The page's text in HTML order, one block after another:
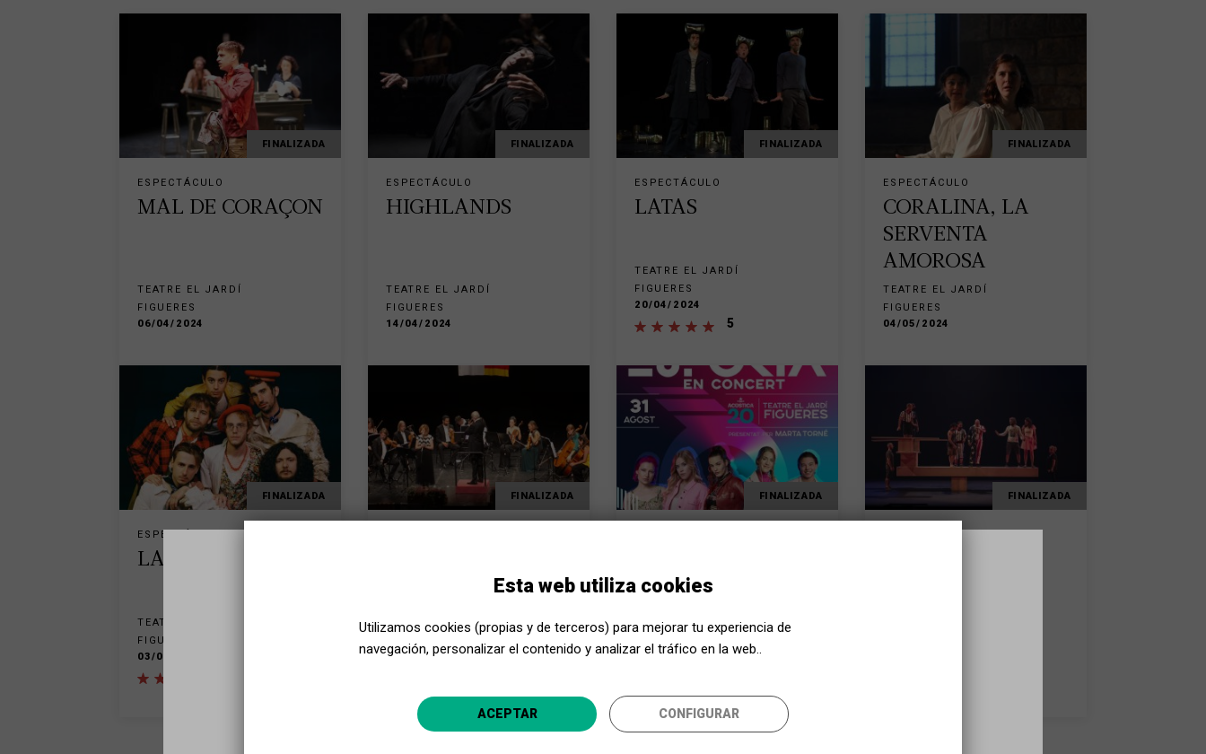
Acerca Cultura, ¡aún más cerca!
FINALIZADA
ESPECTÁCULO
MAL DE CORAÇON
TEATRE EL JARDÍ
FIGUERES
06/04/2024
FINALIZADA
ESPECTÁCULO
HIGHLANDS
TEATRE EL JARDÍ
FIGUERES
14/04/2024
FINALIZADA
ESPECTÁCULO
LATAS
TEATRE EL JARDÍ
FIGUERES
20/04/2024
5
FINALIZADA
ESPECTÁCULO
CORALINA, LA
SERVENTA
AMOROSA
TEATRE EL JARDÍ
FIGUERES
04/05/2024
FINALIZADA
ESPECTÁCULO
LA LUDWIG BAND
TEATRE EL JARDÍ
FIGUERES
03/02/2024
FINALIZADA
TEATRE EL JARDÍ
FIGUERES
FINALIZADA
TEATRE EL JARDÍ
FINALIZADA
Esta web utiliza cookies
Utilizamos cookies (propias y de terceros) para mejorar tu experiencia de
navegación, personalizar el contenido y analizar el tráfico en la web..
ACEPTAR CONFIGURAR